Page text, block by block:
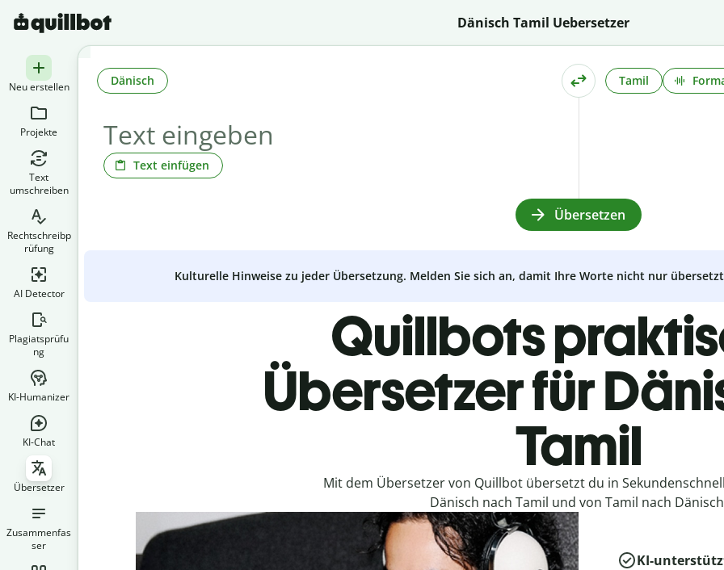
Dänisch Tamil Uebersetzer
Neu erstellen
Projekte
Text
umschreiben
Rechtschreibp
rüfung
AI Detector
Plagiatsprüfu
ng
KI-Humanizer
KI-Chat
Übersetzer
Zusammenfas
ser
Text einfügen
Dänisch Tamil
Übersetzen
Kulturelle Hinweise zu jeder Übersetzung. Melden Sie sich an, damit Ihre Worte nicht nur
Quillbots
Übersetzer für
Tamil
Mit dem Übersetzer von Quillbot übersetzt du in
Dänisch nach Tamil und von Tamil nach
KI-